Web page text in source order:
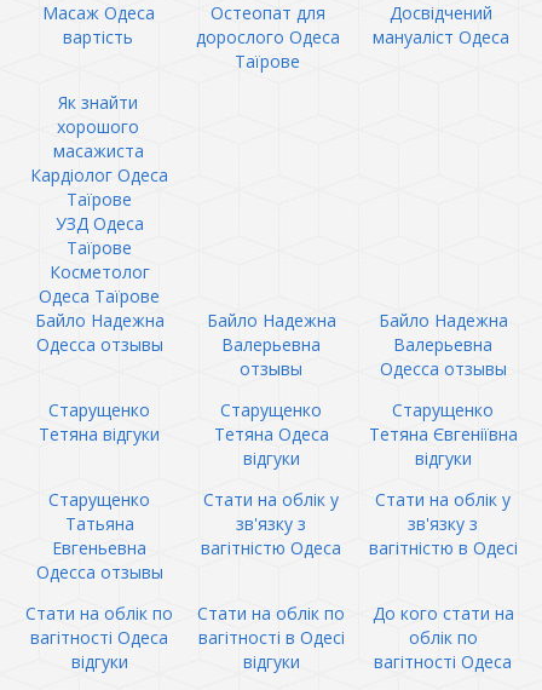
Масаж Одеса
вартість
Остеопат для
дорослого Одеса
Таїрове
Досвідчений
мануаліст Одеса
Як знайти
хорошого
масажиста
Кардіолог Одеса
Таїрове
УЗД Одеса
Таїрове
Косметолог
Одеса Таїрове
Байло Надежна
Одесса отзывы
Байло Надежна
Валерьевна
отзывы
Байло Надежна
Валерьевна
Одесса отзывы
Старущенко
Тетяна відгуки
Старущенко
Тетяна Одеса
відгуки
Старущенко
Тетяна Євгеніївна
відгуки
Старущенко
Татьяна
Евгеньевна
Одесса отзывы
Стати на облік у
зв'язку з
вагітністю Одеса
Стати на облік у
зв'язку з
вагітністю в Одесі
Стати на облік по
вагітності Одеса
відгуки
Стати на облік по
вагітності в Одесі
відгуки
До кого стати на
облік по
вагітності Одеса